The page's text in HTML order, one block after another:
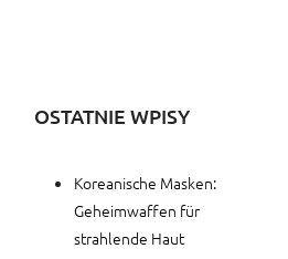
OSTATNIE WPISY
Koreanische Masken:
Geheimwaffen für
strahlende Haut